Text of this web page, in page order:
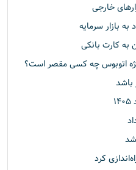
خارجی
به بازار سرمایه
به کارت بانکی
اتوبوس چه کسی مقصر است؟
باشد
شد
کرد